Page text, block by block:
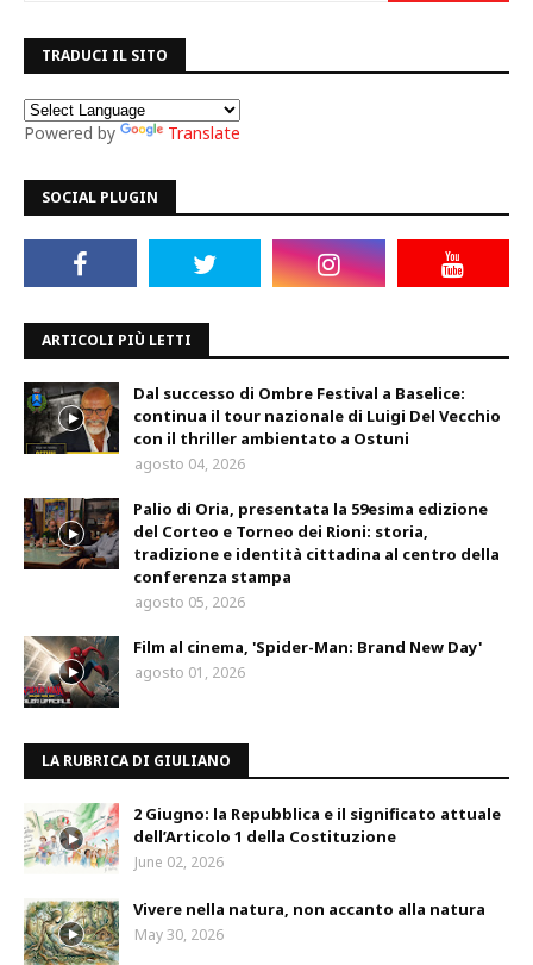
TRADUCI IL SITO
Powered by Translate
SOCIAL PLUGIN
ARTICOLI PIÙ LETTI
Dal successo di Ombre Festival a Baselice:
continua il tour nazionale di Luigi Del Vecchio
con il thriller ambientato a Ostuni
agosto 04, 2026
Palio di Oria, presentata la 59esima edizione
del Corteo e Torneo dei Rioni: storia,
tradizione e identità cittadina al centro della
conferenza stampa
agosto 05, 2026
Film al cinema, 'Spider-Man: Brand New Day'
agosto 01, 2026
LA RUBRICA DI GIULIANO
2 Giugno: la Repubblica e il significato attuale
dell’Articolo 1 della Costituzione
June 02, 2026
Vivere nella natura, non accanto alla natura
May 30, 2026